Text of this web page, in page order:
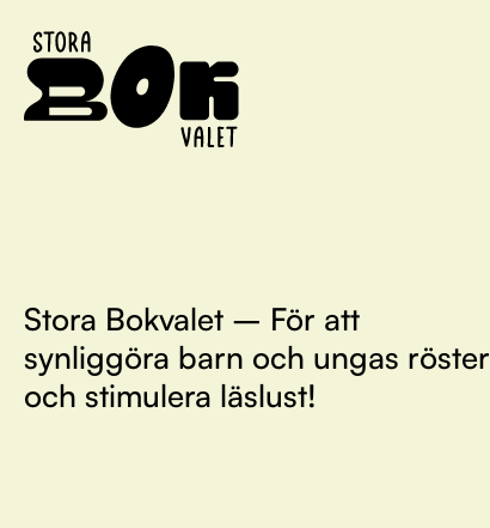
Stora Bokvalet – För att
synliggöra barn och ungas röster
och stimulera läslust!